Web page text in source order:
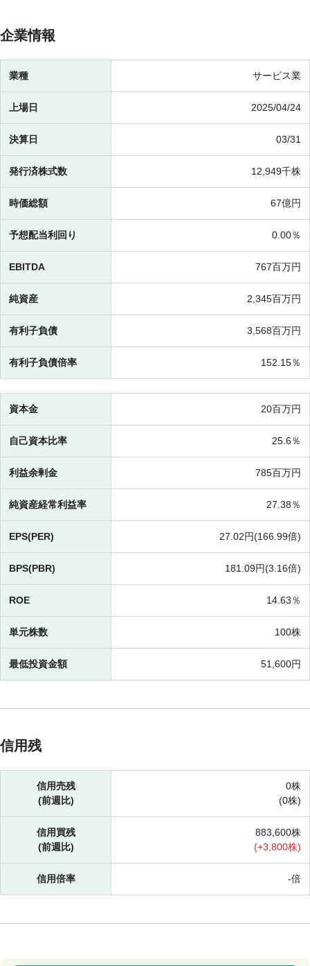
企業情報
業種 サービス業
上場日 2025/04/24
決算日 03/31
発行済株式数 12,949千株
時価総額 67億円
予想配当利回り 0.00％
EBITDA 767百万円
純資産 2,345百万円
有利子負債 3,568百万円
有利子負債倍率 152.15％
資本金 20百万円
自己資本比率 25.6％
利益余剰金 785百万円
純資産経常利益率 27.38％
EPS(PER) 27.02円(166.99倍)
BPS(PBR) 181.09円(3.16倍)
ROE 14.63％
単元株数 100株
最低投資金額 51,600円
信用残
信用売残
(前週比)
0株
(0株)
信用買残
(前週比)
883,600株
(+3,800株)
信用倍率 -倍